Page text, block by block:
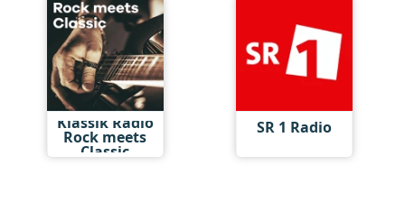
Klassik Radio
Rock meets
Classic
SR 1 Radio